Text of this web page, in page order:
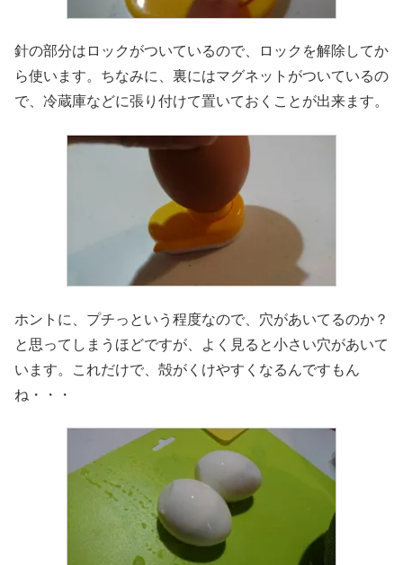
針の部分はロックがついているので、ロックを解除してか
ら使います。ちなみに、裏にはマグネットがついているの
で、冷蔵庫などに張り付けて置いておくことが出来ます。
ホントに、プチっという程度なので、穴があいてるのか？
と思ってしまうほどですが、よく見ると小さい穴があいて
います。これだけで、殻がくけやすくなるんですもん
ね・・・